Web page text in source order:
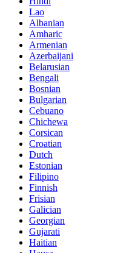
Lao
Albanian
Amharic
Armenian
Azerbaijani
Belarusian
Bengali
Bosnian
Bulgarian
Cebuano
Chichewa
Corsican
Croatian
Dutch
Estonian
Filipino
Finnish
Frisian
Galician
Georgian
Gujarati
Haitian